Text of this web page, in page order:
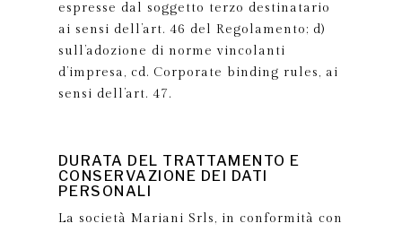
espresse dal soggetto terzo destinatario
ai sensi dell’art. 46 del Regolamento; d)
sull’adozione di norme vincolanti
d’impresa, cd. Corporate binding rules, ai
sensi dell’art. 47.
DURATA DEL TRATTAMENTO E
CONSERVAZIONE DEI DATI
PERSONALI
La società Mariani Srls, in conformità con